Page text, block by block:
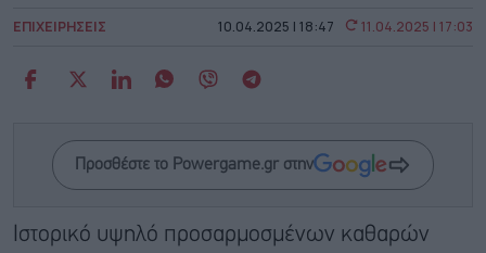
ΕΠΙΧΕΙΡΗΣΕΙΣ 10.04.2025 | 18:47 11.04.2025 | 17:03
Προσθέστε το Powergame.gr στην
Iστορικό υψηλό προσαρμοσμένων καθαρών